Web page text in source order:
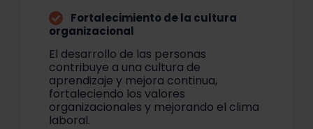
Fortalecimiento de la cultura
organizacional
El desarrollo de las personas
contribuye a una cultura de
aprendizaje y mejora continua,
fortaleciendo los valores
organizacionales y mejorando el clima
laboral.